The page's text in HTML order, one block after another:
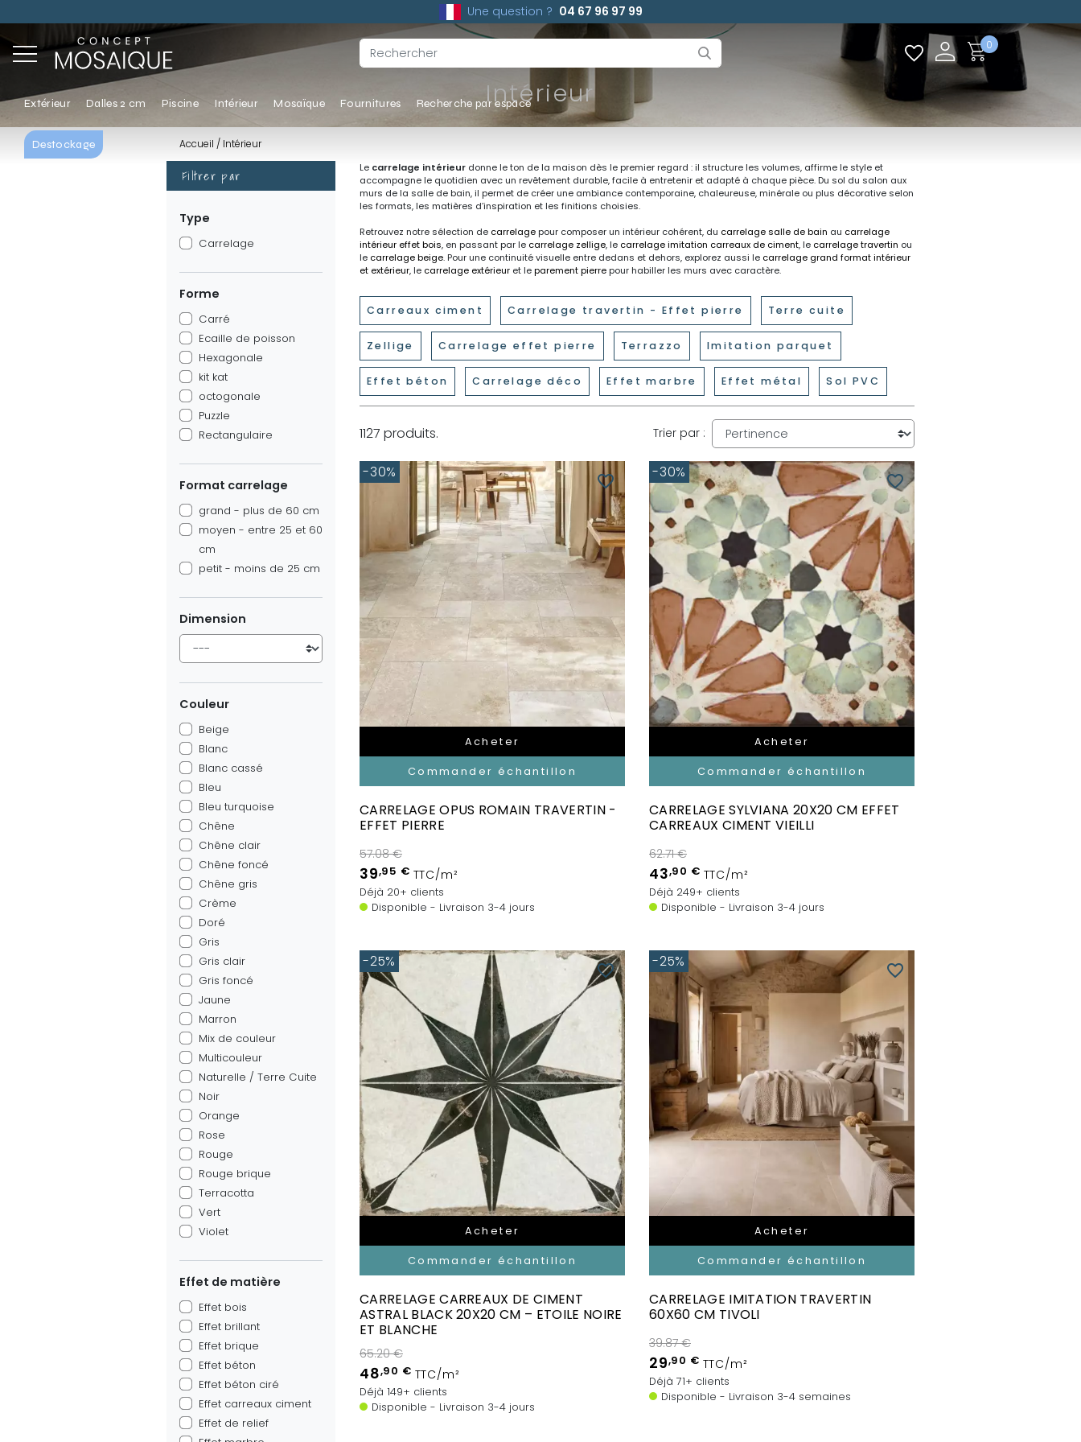
Une question ? 04 67 96 97 99
Extérieur Dalles 2 cm Piscine Intérieur Mosaïque Fournitures Recherche par espace
Destockage
0
Intérieur
Accueil Intérieur
Filtrer par
Type
Carrelage
Forme
Carré
Ecaille de poisson
Hexagonale
kit kat
octogonale
Puzzle
Rectangulaire
Format carrelage
grand - plus de 60 cm
moyen - entre 25 et 60
cm
petit - moins de 25 cm
Dimension
Couleur
Beige
Blanc
Blanc cassé
Bleu
Bleu turquoise
Chêne
Chêne clair
Chêne foncé
Chêne gris
Crème
Doré
Gris
Gris clair
Gris foncé
Jaune
Marron
Mix de couleur
Multicouleur
Naturelle / Terre Cuite
Noir
Orange
Rose
Rouge
Rouge brique
Terracotta
Vert
Violet
Effet de matière
Effet bois
Effet brillant
Effet brique
Effet béton
Effet béton ciré
Effet carreaux ciment
Effet de relief
Le carrelage intérieur donne le ton de la maison dès le premier regard : il structure les volumes, affirme le style et
accompagne le quotidien avec un revêtement durable, facile à entretenir et adapté à chaque pièce. Du sol du salon aux
murs de la salle de bain, il permet de créer une ambiance contemporaine, chaleureuse, minérale ou plus décorative selon
les formats, les matières d’inspiration et les finitions choisies.
Retrouvez notre sélection de carrelage pour composer un intérieur cohérent, du carrelage salle de bain au carrelage
intérieur effet bois, en passant par le carrelage zellige, le carrelage imitation carreaux de ciment, le carrelage travertin ou
le carrelage beige. Pour une continuité visuelle entre dedans et dehors, explorez aussi le carrelage grand format intérieur
et extérieur, le carrelage extérieur et leparement pierre pour habiller les murs avec caractère.
Carreaux ciment Carrelage travertin - Effet pierre Terre cuite
Zellige Carrelage effet pierre Terrazzo Imitation parquet
Effet béton Carrelage déco Effet marbre Effet métal Sol PVC
1127 produits. Trier par :
Acheter
Commander échantillon
favorite_border
CARRELAGE OPUS ROMAIN TRAVERTIN -
EFFET PIERRE
57.08 €
39,95 € TTC/m²
Déjà 20+ clients
Disponible - Livraison 3-4 jours
-30%
Acheter
Commander échantillon
favorite_border
CARRELAGE SYLVIANA 20X20 CM EFFET
CARREAUX CIMENT VIEILLI
62.71 €
43,90 € TTC/m²
Déjà 249+ clients
Disponible - Livraison 3-4 jours
-30%
Acheter
Commander échantillon
favorite_border
CARRELAGE CARREAUX DE CIMENT
ASTRAL BLACK 20X20 CM – ETOILE NOIRE
ET BLANCHE
65.20 €
48,90 € TTC/m²
Déjà 149+ clients
Disponible - Livraison 3-4 jours
-25%
Acheter
Commander échantillon
favorite_border
CARRELAGE IMITATION TRAVERTIN
60X60 CM TIVOLI
39.87 €
29,90 € TTC/m²
Déjà 71+ clients
Disponible - Livraison 3-4 semaines
-25%